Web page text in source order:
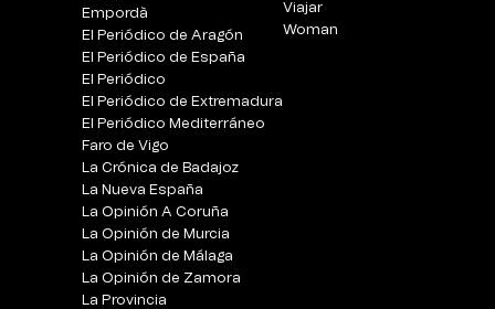
Empordà
El Periódico de Aragón
El Periódico de España
El Periódico
El Periódico de Extremadura
El Periódico Mediterráneo
Faro de Vigo
La Crónica de Badajoz
La Nueva España
La Opinión A Coruña
La Opinión de Murcia
La Opinión de Málaga
La Opinión de Zamora
La Provincia
Viajar
Woman